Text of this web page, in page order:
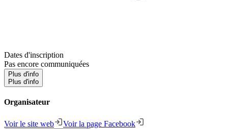
Dates d'inscription
Pas encore communiquées
Plus d'info
Plus d'info
Organisateur
Voir le site web Voir la page Facebook